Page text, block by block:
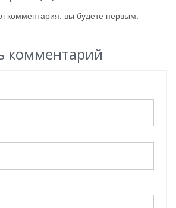
комментария, вы будете первым.
комментарий